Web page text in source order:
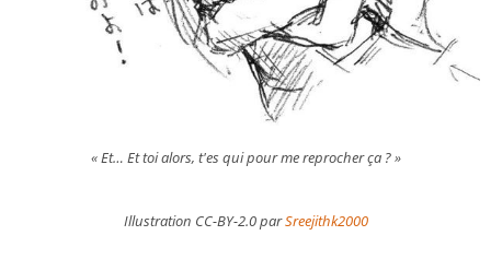
« Et… Et toi alors, t'es qui pour me reprocher ça ? »
Illustration CC-BY-2.0 parSreejithk2000